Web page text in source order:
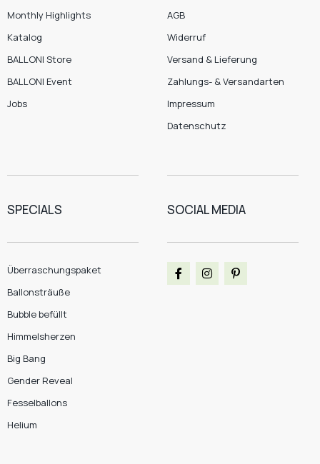
Monthly Highlights
Katalog
BALLONI Store
BALLONI Event
Jobs
AGB
Widerruf
Versand & Lieferung
Zahlungs- & Versandarten
Impressum
Datenschutz
SPECIALS
Überraschungspaket
Ballonsträuße
Bubble befüllt
Himmelsherzen
Big Bang
Gender Reveal
Fesselballons
Helium
SOCIAL MEDIA